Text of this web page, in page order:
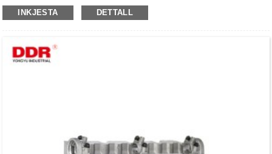
head jiksbu ċ-ċertifikat ta' awtentikazzjoni ISO16949, "ir-ras taċ-ċilindru b'siġillar
għoli", "il-ħajja utli twila tar-ras taċ-ċilindru" u l-5 brevetti l-oħra tal-mudell ta'
INKJESTA DETTALL